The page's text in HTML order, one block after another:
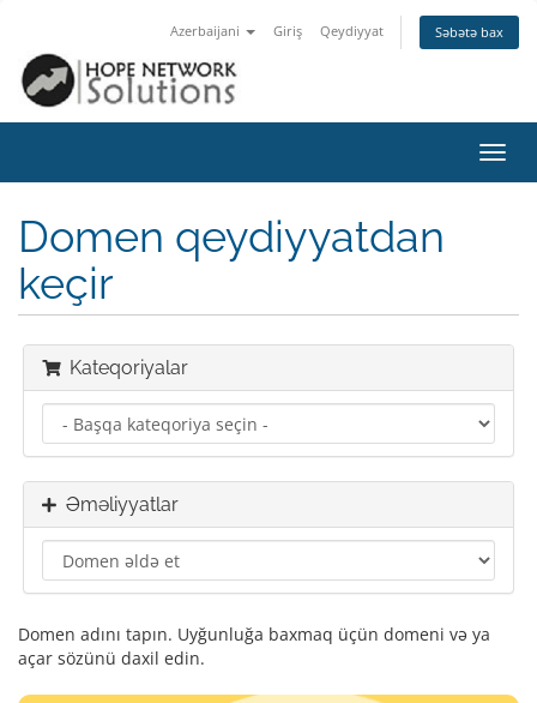
Azerbaijani Giriş Qeydiyyat Səbətə bax
keçid
Domen qeydiyyatdan
keçir
Kateqoriyalar
Əməliyyatlar
Domen adını tapın. Uyğunluğa baxmaq üçün domeni və ya
açar sözünü daxil edin.